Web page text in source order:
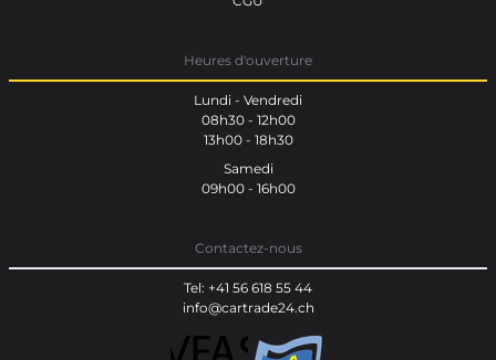
Heures d'ouverture
Lundi - Vendredi
08h30 - 12h00
13h00 - 18h30
Samedi
09h00 - 16h00
Contactez-nous
Tel: +41 56 618 55 44
info@cartrade24.ch